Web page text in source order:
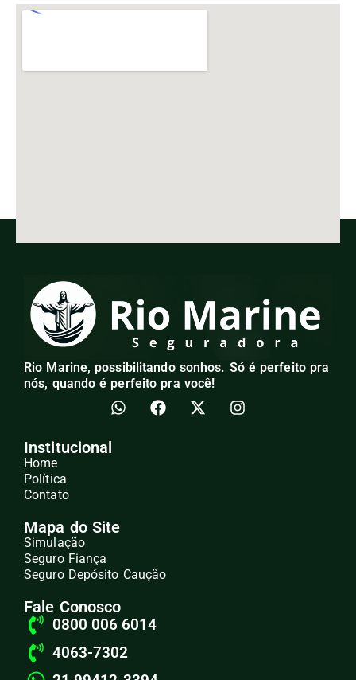
Rio Marine, possibilitando sonhos. Só é perfeito pra
nós, quando é perfeito pra você!
Institucional
Home
Política
Contato
Mapa do Site
Simulação
Seguro Fiança
Seguro Depósito Caução
Fale Conosco
0800 006 6014
4063-7302